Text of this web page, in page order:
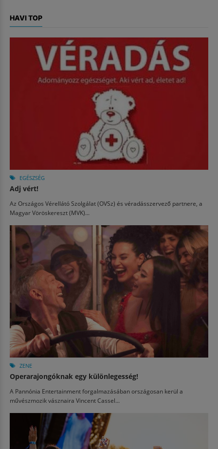
HAVI TOP
EGÉSZSÉG
Adj vért!
Az Országos Vérellátó Szolgálat (OVSz) és véradásszervező partnere, a
Magyar Vöröskereszt (MVK)...
ZENE
Operarajongóknak egy különlegesség!
A Pannónia Entertainment forgalmazásában országosan kerül a
művészmozik vásznaira Vincent Cassel...